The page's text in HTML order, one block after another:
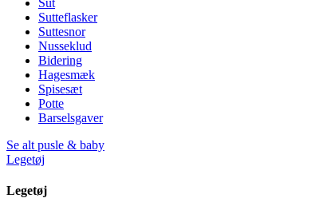
Sut
Sutteflasker
Suttesnor
Nusseklud
Bidering
Hagesmæk
Spisesæt
Potte
Barselsgaver
Se alt pusle & baby
Legetøj
Legetøj